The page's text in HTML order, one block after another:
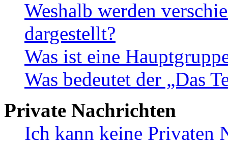
Weshalb werden
dargestellt?
Was ist eine
Was bedeutet der „Das
Private Nachrichten
Ich kann keine Privaten